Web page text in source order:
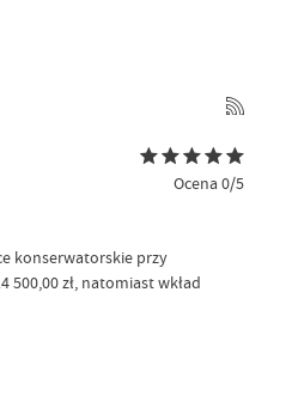
Ocena 0/5
konserwatorskie przy
zł, natomiast wkład